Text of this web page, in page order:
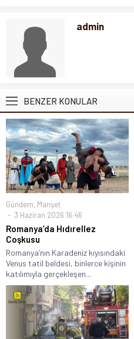
admin
BENZER KONULAR
Gündem, Manşet
3 Haziran 2026 16:46
Romanya’da Hıdırellez
Coşkusu
Romanya’nın Karadeniz kıyısındaki
Venus tatil beldesi, binlerce kişinin
katılımıyla gerçekleşen...